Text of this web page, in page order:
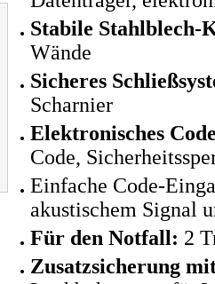
Stabile Stahlblech-
Wände
Sicheres
Scharnier
Elektronisches
Code,
Einfache Code-
akustischem Signal
Für den Notfall: 2
Zusatzsicherung